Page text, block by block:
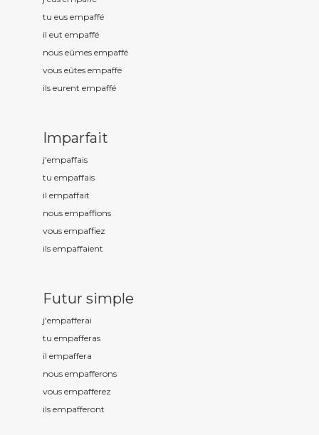
tu eus empaffé
il eut empaffé
nous eûmes empaffé
vous eûtes empaffé
ils eurent empaffé
Imparfait
j'empaffais
tu empaffais
il empaffait
nous empaffions
vous empaffiez
ils empaffaient
Futur simple
j'empafferai
tu empafferas
il empaffera
nous empafferons
vous empafferez
ils empafferont